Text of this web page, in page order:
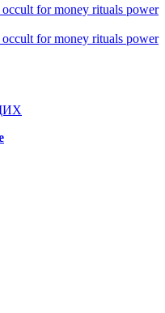
for money rituals power
for money rituals power